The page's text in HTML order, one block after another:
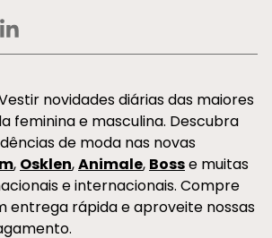
novidades diárias das maiores
feminina e masculina. Descubra
de moda nas novas
, Osklen,Animale, Bosse muitas
e internacionais. Compre
entrega rápida e aproveite nossas